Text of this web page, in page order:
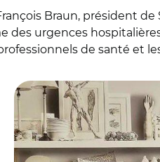
Braun, président
des urgences
de santé et
© @BrigBourguignon/